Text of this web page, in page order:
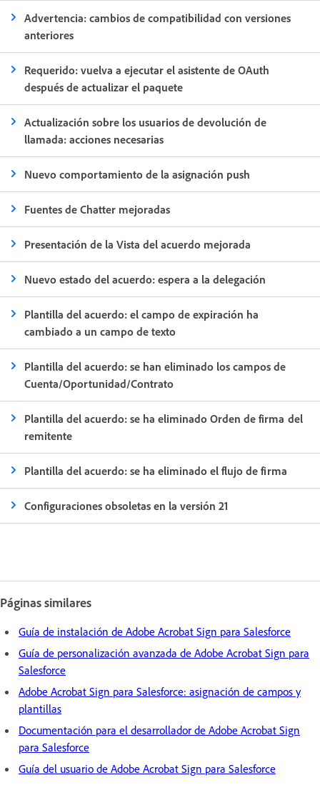
Advertencia: cambios de compatibilidad con versiones
anteriores
Requerido: vuelva a ejecutar el asistente de OAuth
después de actualizar el paquete
Actualización sobre los usuarios de devolución de
llamada: acciones necesarias
Nuevo comportamiento de la asignación push
Fuentes de Chatter mejoradas
Presentación de la Vista del acuerdo mejorada
Nuevo estado del acuerdo: espera a la delegación
Plantilla del acuerdo: el campo de expiración ha
cambiado a un campo de texto
Plantilla del acuerdo: se han eliminado los campos de
Cuenta/Oportunidad/Contrato
Plantilla del acuerdo: se ha eliminado Orden de firma del
remitente
Plantilla del acuerdo: se ha eliminado el flujo de firma
Configuraciones obsoletas en la versión 21
Páginas similares
Guía de instalación de Adobe Acrobat Sign para Salesforce
Guía de personalización avanzada de Adobe Acrobat Sign para
Salesforce
Adobe Acrobat Sign para Salesforce: asignación de campos y
plantillas
Documentación para el desarrollador de Adobe Acrobat Sign
para Salesforce
Guía del usuario de Adobe Acrobat Sign para Salesforce